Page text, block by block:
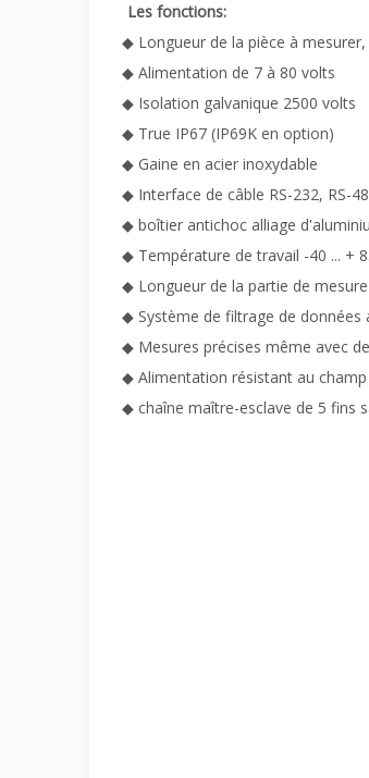
Les fonctions:
◆ Longueur de la pièce à
◆ Alimentation de 7 à 80 volts
◆ Isolation galvanique 2500 volts
◆ True IP67 (IP69K en option)
◆ Gaine en acier inoxydable
◆ Interface de câble RS-232, RS-
◆ boîtier antichoc alliage
◆ Température de travail -40 ... +
◆ Longueur de la partie de
◆ Système de filtrage de
◆ Mesures précises même avec
◆ Alimentation résistant au
◆ chaîne maître-esclave de 5 fins